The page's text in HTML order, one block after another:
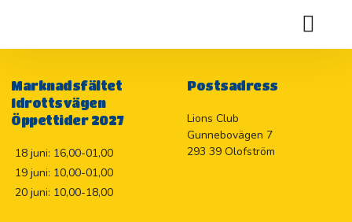
Postsadress
Lions Club
Gunnebovägen 7
293 39 Olofström
Marknadsfältet
Idrottsvägen
Öppettider 2027
18 juni: 16,00-01,00
19 juni: 10,00-01,00
20 juni: 10,00-18,00